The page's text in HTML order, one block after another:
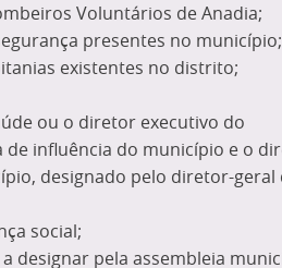
Voluntários de Anadia;
presentes no município;
existentes no distrito;
ou o diretor executivo do
influência do município e o
designado pelo diretor-geral
social;
designar pela assembleia